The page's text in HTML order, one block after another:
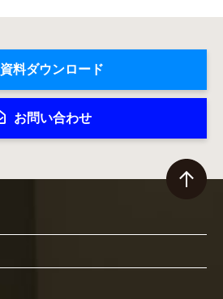
資料ダウンロード
お問い合わせ